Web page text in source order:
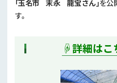
「玉名市 末永 龍宝 さん」を公
す。
☟詳細はこ
2021年 (173)
2019年 (5)